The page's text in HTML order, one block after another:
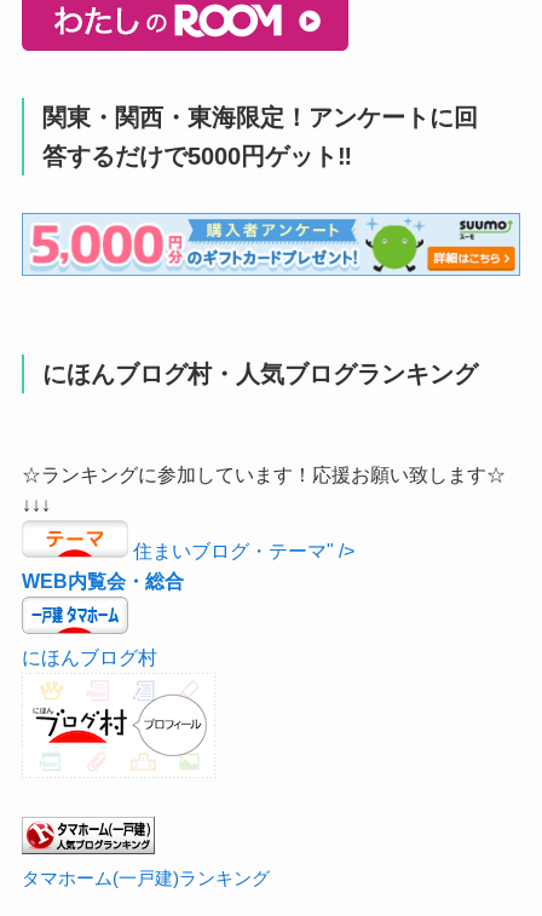
関東・関西・東海限定！アンケートに回
答するだけで5000円ゲット‼
にほんブログ村・人気ブログランキング
☆ランキングに参加しています！応援お願い致します☆
↓↓↓
住まいブログ・テーマ" />
WEB内覧会・総合
にほんブログ村
タマホーム(一戸建)ランキング